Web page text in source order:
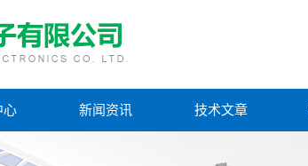
心 新闻资讯 技术文章